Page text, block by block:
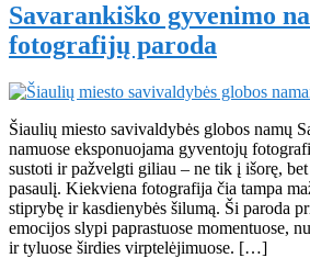
Savarankiško gyvenimo
fotografijų paroda
Šiaulių miesto savivaldybės globos namų
namuose eksponuojama gyventojų
sustoti ir pažvelgti giliau – ne tik į išorę,
pasaulį. Kiekviena fotografija čia tampa
stiprybę ir kasdienybės šilumą. Ši paroda
emocijos slypi paprastuose momentuose,
ir tyluose širdies virptelėjimuose. […]